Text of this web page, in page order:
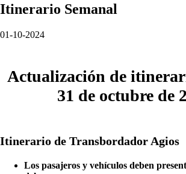
Itinerario Semanal
01-10-2024
Actualización de
31 de octubre de
Itinerario de Transbordador Agios
Los pasajeros y vehículos deben